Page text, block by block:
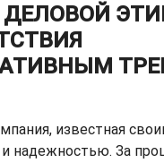
ДЕЛОВОЙ
известная
и надежностью. За